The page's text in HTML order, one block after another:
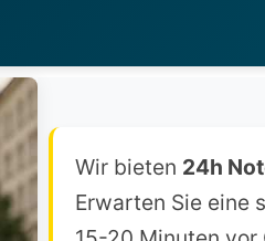
Wir bieten 24h
Erwarten Sie eine